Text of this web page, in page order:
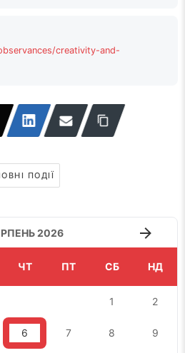
creativity-and-
ПОДІЇ
2026
ЧТ ПТ СБ НД
1 2
6 7 8 9